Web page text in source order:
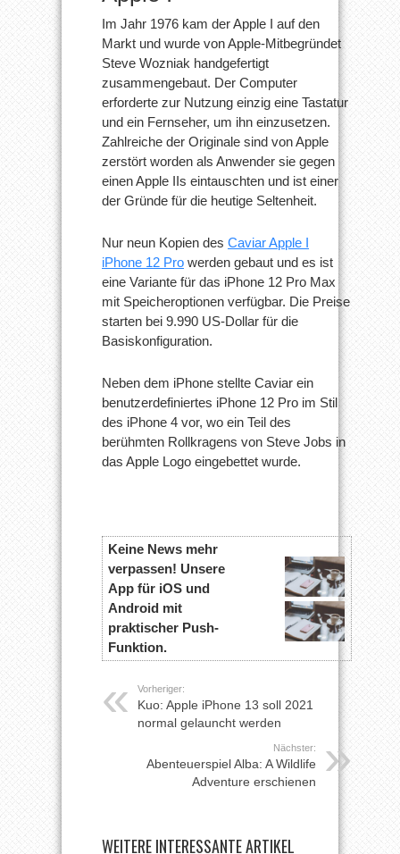
Im Jahr 1976 kam der Apple I auf den
Markt und wurde von Apple-Mitbegründet
Steve Wozniak handgefertigt
zusammengebaut. Der Computer
erforderte zur Nutzung einzig eine Tastatur
und ein Fernseher, um ihn einzusetzen.
Zahlreiche der Originale sind von Apple
zerstört worden als Anwender sie gegen
einen Apple IIs eintauschten und ist einer
der Gründe für die heutige Seltenheit.
Nur neun Kopien des Caviar Apple I
iPhone 12 Pro werden gebaut und es ist
eine Variante für das iPhone 12 Pro Max
mit Speicheroptionen verfügbar. Die Preise
starten bei 9.990 US-Dollar für die
Basiskonfiguration.
Neben dem iPhone stellte Caviar ein
benutzerdefiniertes iPhone 12 Pro im Stil
des iPhone 4 vor, wo ein Teil des
berühmten Rollkragens von Steve Jobs in
das Apple Logo eingebettet wurde.
Keine News mehr
verpassen! Unsere
App für iOS und
Android mit
praktischer Push-
Funktion.
Vorheriger:
Kuo: Apple iPhone 13 soll 2021
normal gelauncht werden
Nächster:
Abenteuerspiel Alba: A Wildlife
Adventure erschienen
WEITERE INTERESSANTE ARTIKEL